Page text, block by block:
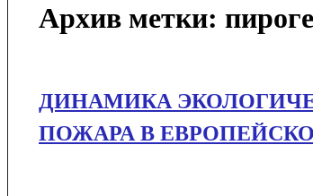
Архив метки:
ДИНАМИКА
ПОЖАРА В